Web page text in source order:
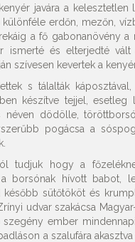
javára a kelesztetlen
erdőn, mezőn,
a fő gabonanövény
ismerté és elterjedté
szívesen kevertek a
s tálalták
készítve tejjel, esetleg
néven dödölle,
pogácsa a
tudjuk hogy a
borsónak hívott babot,
sütőtököt és
udvar szakácsa
ember
a szalufára